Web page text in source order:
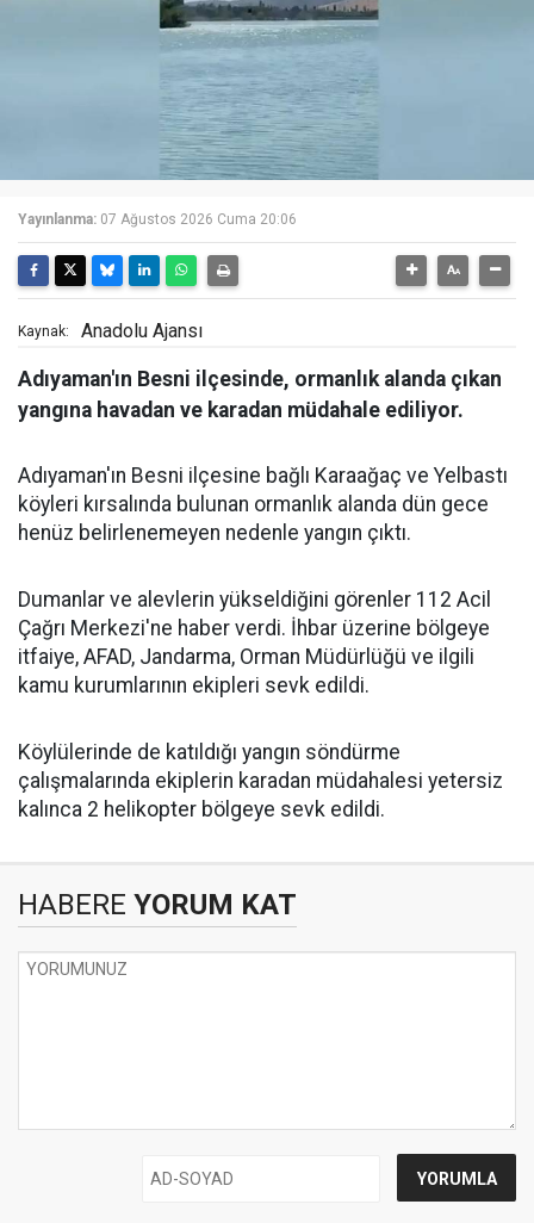
Yayınlanma: 07 Ağustos 2026 Cuma 20:06
Kaynak: Anadolu Ajansı
Adıyaman'ın Besni ilçesinde, ormanlık alanda çıkan
yangına havadan ve karadan müdahale ediliyor.
Adıyaman'ın Besni ilçesine bağlı Karaağaç ve Yelbastı
köyleri kırsalında bulunan ormanlık alanda dün gece
henüz belirlenemeyen nedenle yangın çıktı.
Dumanlar ve alevlerin yükseldiğini görenler 112 Acil
Çağrı Merkezi'ne haber verdi. İhbar üzerine bölgeye
itfaiye, AFAD, Jandarma, Orman Müdürlüğü ve ilgili
kamu kurumlarının ekipleri sevk edildi.
Köylülerinde de katıldığı yangın söndürme
çalışmalarında ekiplerin karadan müdahalesi yetersiz
kalınca 2 helikopter bölgeye sevk edildi.
HABERE YORUM KAT